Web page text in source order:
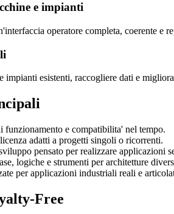
e impianti
operatore completa, coerente e
impianti esistenti, raccogliere dati e
funzionamento e compatibilita' nel tempo.
adatti a progetti singoli o ricorrenti.
pensato per realizzare applicazioni
logiche e strumenti per architetture
per applicazioni industriali reali e
Free